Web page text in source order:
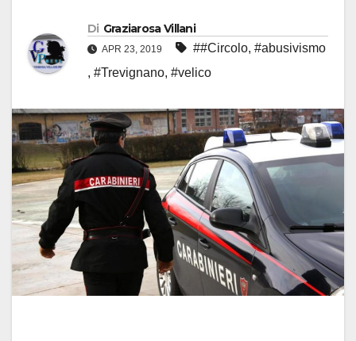
Di Graziarosa Villani
APR 23, 2019 ##Circolo, #abusivismo
, #Trevignano, #velico